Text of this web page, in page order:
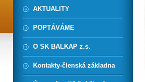
AKTUALITY
POPTÁVÁME
O SK BALKAP z.s.
Kontakty-členská základna